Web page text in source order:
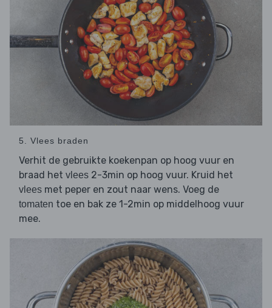
5. Vlees braden
Verhit de gebruikte koekenpan op hoog vuur en
braad het vlees 2-3min op hoog vuur. Kruid het
vlees met peper en zout naar wens. Voeg de
tomaten toe en bak ze 1-2min op middelhoog vuur
mee.